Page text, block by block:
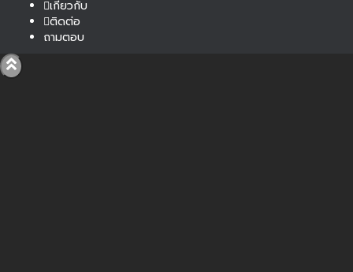
เกี่ยวกับ
ติดต่อ
ถามตอบ